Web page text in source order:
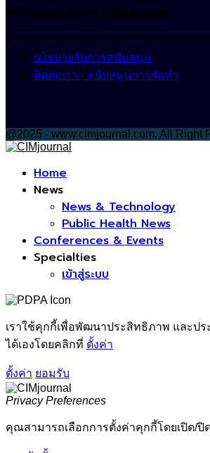
สนับสนุนการจัดทำ CIMjournal
นโยบายรับการสนับสนุน
ติดต่อเรา - สนับสนุนการจัดทำ
@2025 - www.cimjournal.com. All Right
Home
News
News & Technology
Public Health News
Conferences & Events
Specialties
เข้าสู่ระบบ
เราใช้คุกกี้เพื่อพัฒนาประสิทธิภาพ และป
ได้เองโดยคลิกที่ ตั้งค่า
ตั้งค่า ยอมรับ
Privacy Preferences
คุณสามารถเลือกการตั้งค่าคุกกี้โดยเปิด/ปิ